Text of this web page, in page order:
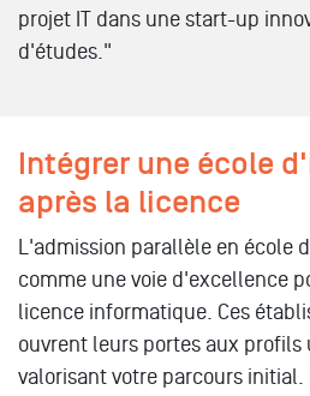
projet IT dans une start-up
d'études."
Intégrer une école
après la licence
L'admission parallèle en école
comme une voie d'excellence
licence informatique. Ces
ouvrent leurs portes aux profils
valorisant votre parcours initial.